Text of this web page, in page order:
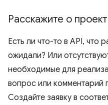
Расскажите о
Есть ли что-то в API, что
ожидали? Или
необходимые для
вопрос или комментарий
Создайте заявку в